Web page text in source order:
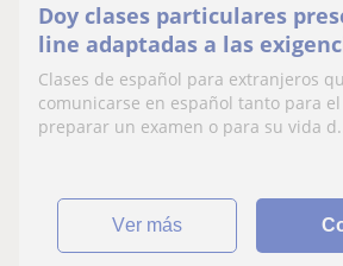
Doy clases particulares
line adaptadas a las
alumno
Clases de español para extranjeros
comunicarse en español tanto para
preparar un examen o para su vida
ver más